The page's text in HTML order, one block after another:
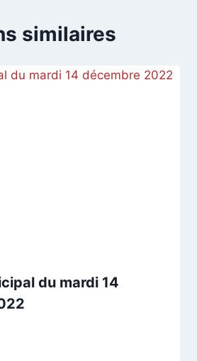
similaires
du mardi 14